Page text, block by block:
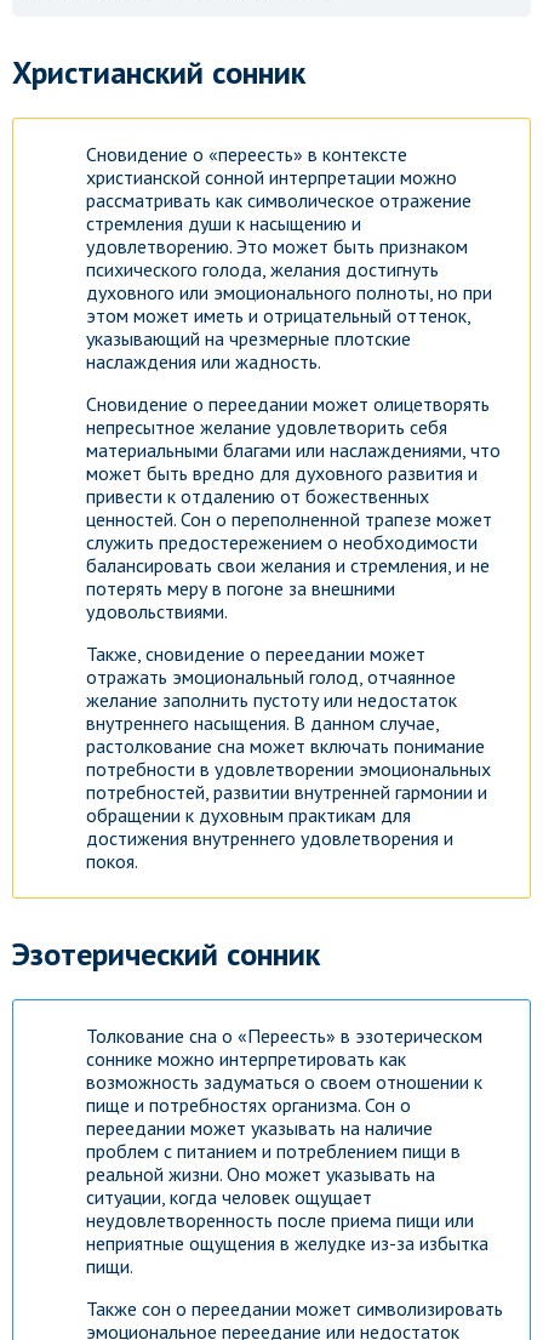
Гороскоп на каждый день!
Христианский сонник
Сновидение о «переесть» в контексте
христианской сонной интерпретации можно
рассматривать как символическое отражение
стремления души к насыщению и
удовлетворению. Это может быть признаком
психического голода, желания достигнуть
духовного или эмоционального полноты, но при
этом может иметь и отрицательный оттенок,
указывающий на чрезмерные плотские
наслаждения или жадность.
Сновидение о переедании может олицетворять
непресытное желание удовлетворить себя
материальными благами или наслаждениями, что
может быть вредно для духовного развития и
привести к отдалению от божественных
ценностей. Сон о переполненной трапезе может
служить предостережением о необходимости
балансировать свои желания и стремления, и не
потерять меру в погоне за внешними
удовольствиями.
Также, сновидение о переедании может
отражать эмоциональный голод, отчаянное
желание заполнить пустоту или недостаток
внутреннего насыщения. В данном случае,
растолкование сна может включать понимание
потребности в удовлетворении эмоциональных
потребностей, развитии внутренней гармонии и
обращении к духовным практикам для
достижения внутреннего удовлетворения и
покоя.
Эзотерический сонник
Толкование сна о «Переесть» в эзотерическом
соннике можно интерпретировать как
возможность задуматься о своем отношении к
пище и потребностях организма. Сон о
переедании может указывать на наличие
проблем с питанием и потреблением пищи в
реальной жизни. Оно может указывать на
ситуации, когда человек ощущает
неудовлетворенность после приема пищи или
неприятные ощущения в желудке из-за избытка
пищи.
Также сон о переедании может символизировать
эмоциональное переедание или недостаток